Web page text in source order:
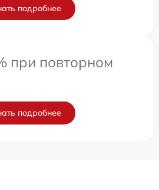
подробнее
при повторном
подробнее